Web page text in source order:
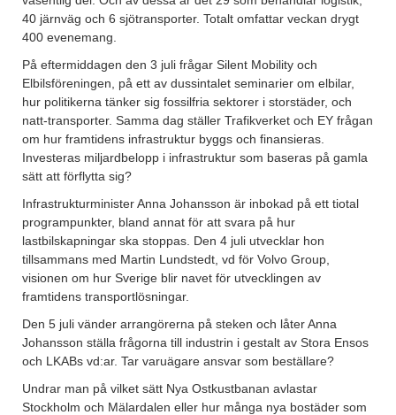
40 järnväg och 6 sjötransporter. Totalt omfattar veckan drygt
400 evenemang.
På eftermiddagen den 3 juli frågar Silent Mobility och
Elbilsföreningen, på ett av dussintalet seminarier om elbilar,
hur politikerna tänker sig fossilfria sektorer i storstäder, och
natt-transporter. Samma dag ställer Trafikverket och EY frågan
om hur framtidens infrastruktur byggs och finansieras.
Investeras miljardbelopp i infrastruktur som baseras på gamla
sätt att förflytta sig?
Infrastrukturminister Anna Johansson är inbokad på ett tiotal
programpunkter, bland annat för att svara på hur
lastbilskapningar ska stoppas. Den 4 juli utvecklar hon
tillsammans med Martin Lundstedt, vd för Volvo Group,
visionen om hur Sverige blir navet för utvecklingen av
framtidens transportlösningar.
Den 5 juli vänder arrangörerna på steken och låter Anna
Johansson ställa frågorna till industrin i gestalt av Stora Ensos
och LKABs vd:ar. Tar varuägare ansvar som beställare?
Undrar man på vilket sätt Nya Ostkustbanan avlastar
Stockholm och Mälardalen eller hur många nya bostäder som